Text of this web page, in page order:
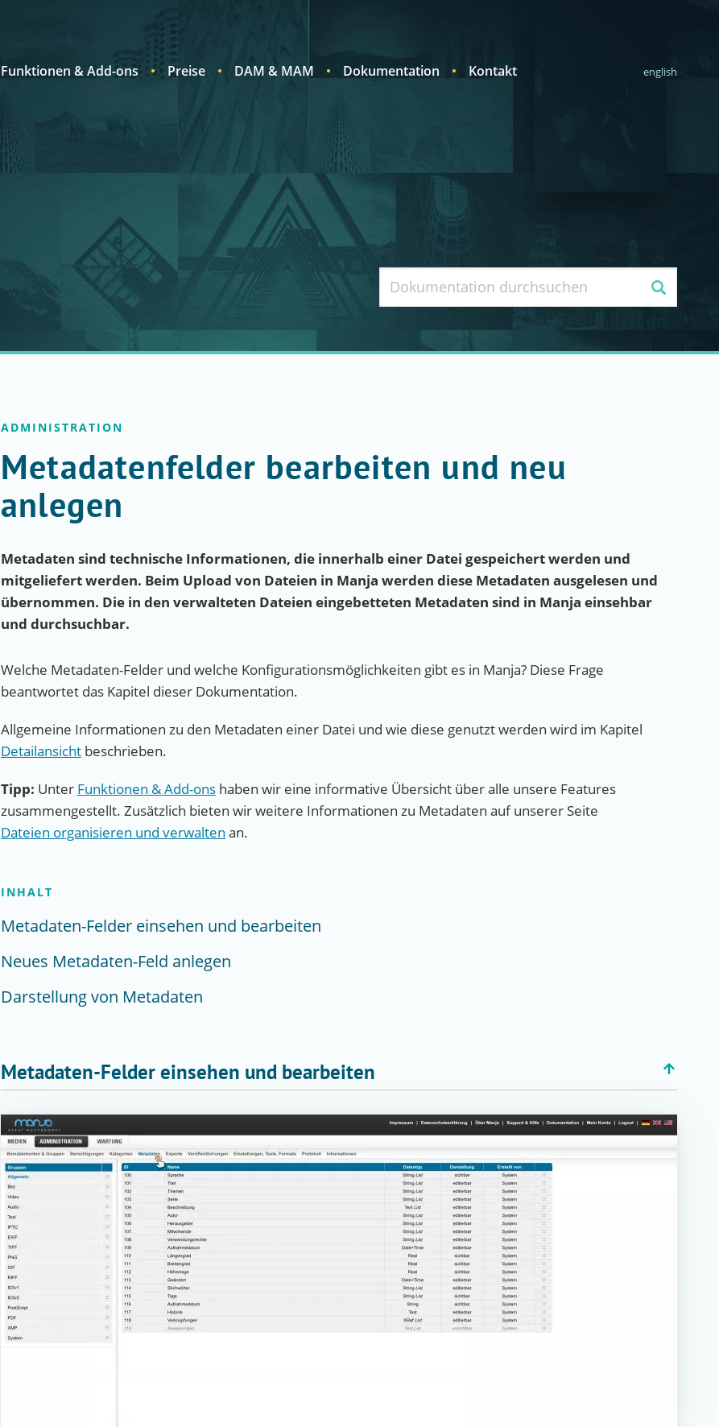
Funktionen & Add-ons Preise DAM & MAM Dokumentation Kontakt english
Suche
ADMINISTRATION
Metadatenfelder bearbeiten und neu
anlegen
Metadaten sind technische Informationen, die innerhalb einer Datei gespeichert werden und
mitgeliefert werden. Beim Upload von Dateien in Manja werden diese Metadaten ausgelesen und
übernommen. Die in den verwalteten Dateien eingebetteten Metadaten sind in Manja einsehbar
und durchsuchbar.
Welche Metadaten-Felder und welche Konfigurationsmöglichkeiten gibt es in Manja? Diese Frage
beantwortet das Kapitel dieser Dokumentation.
Allgemeine Informationen zu den Metadaten einer Datei und wie diese genutzt werden wird im Kapitel
Detailansicht beschrieben.
Tipp: Unter Funktionen & Add-ons haben wir eine informative Übersicht über alle unsere Features
zusammengestellt. Zusätzlich bieten wir weitere Informationen zu Metadaten auf unserer Seite
Dateien organisieren und verwalten an.
INHALT
Metadaten-Felder einsehen und bearbeiten
Neues Metadaten-Feld anlegen
Darstellung von Metadaten
Metadaten-Felder einsehen und bearbeiten